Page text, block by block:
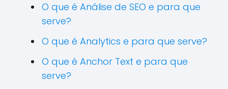
O que é Análise de SEO e para que
serve?
O que é Analytics e para que serve?
O que é Anchor Text e para que
serve?